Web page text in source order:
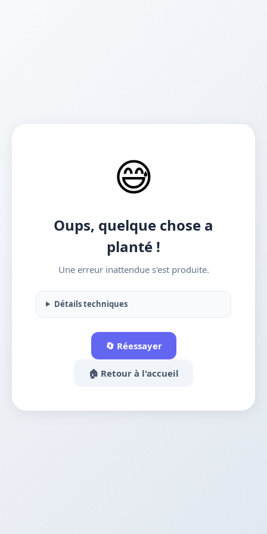
😅
Oups, quelque chose a
planté !
Une erreur inattendue s'est produite.
Détails techniques
🔄 Réessayer
🏠 Retour à l'accueil